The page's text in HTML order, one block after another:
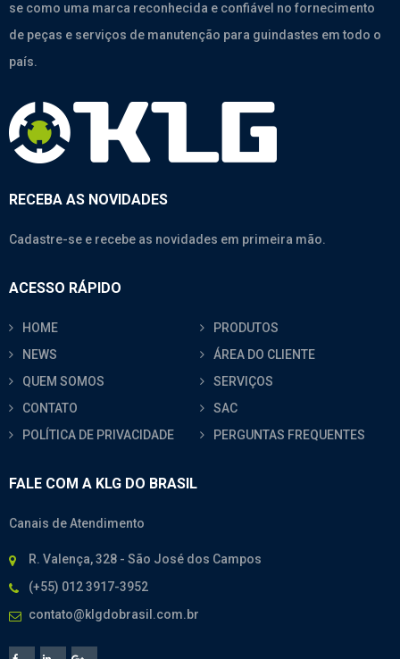
se como uma marca reconhecida e confiável no fornecimento
de peças e serviços de manutenção para guindastes em todo o
país.
RECEBA AS NOVIDADES
Cadastre-se e recebe as novidades em primeira mão.
ACESSO RÁPIDO
HOME
PRODUTOS
NEWS
ÁREA DO CLIENTE
QUEM SOMOS
SERVIÇOS
CONTATO
SAC
POLÍTICA DE PRIVACIDADE
PERGUNTAS FREQUENTES
FALE COM A KLG DO BRASIL
Canais de Atendimento
R. Valença, 328 - São José dos Campos
(+55) 012 3917-3952
contato@klgdobrasil.com.br